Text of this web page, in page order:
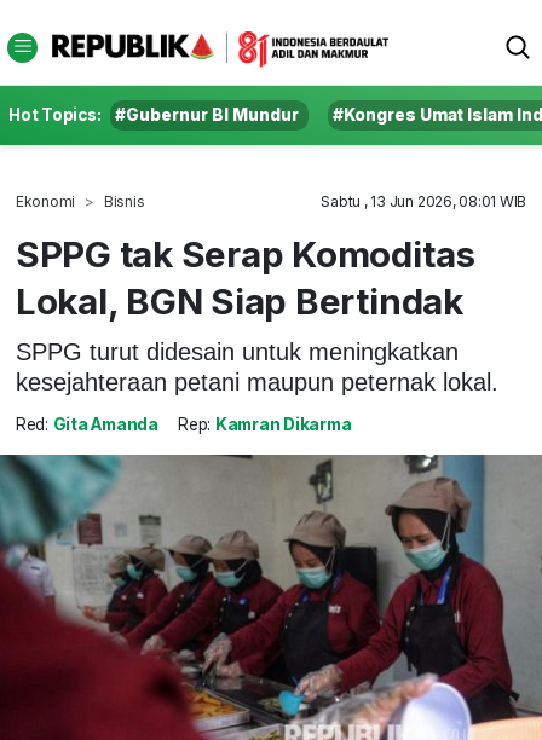
Hot Topics: #Gubernur BI Mundur #Kongres Umat Islam
Ekonomi Bisnis Sabtu , 13 Jun 2026, 08:01 WIB
SPPG tak Serap Komoditas
Lokal, BGN Siap Bertindak
SPPG turut didesain untuk meningkatkan
kesejahteraan petani maupun peternak lokal.
Red: Gita Amanda Rep: Kamran Dikarma